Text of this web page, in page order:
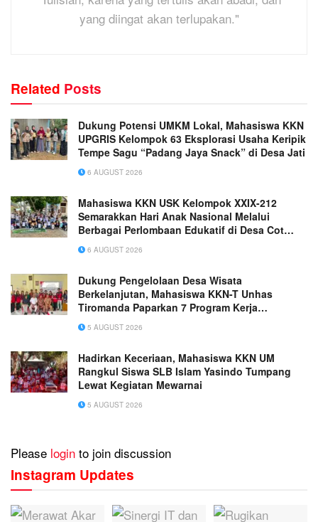
yang diingat akan terlupakan."
Related Posts
Dukung Potensi UMKM Lokal, Mahasiswa KKN
UPGRIS Kelompok 63 Eksplorasi Usaha Keripik
Tempe Sagu “Padang Jaya Snack” di Desa Jati
6 AUGUST 2026
Mahasiswa KKN USK Kelompok XXIX-212
Semarakkan Hari Anak Nasional Melalui
Berbagai Perlombaan Edukatif di Desa Cot
Rabo Tunong
6 AUGUST 2026
Dukung Pengelolaan Desa Wisata
Berkelanjutan, Mahasiswa KKN-T Unhas
Tiromanda Paparkan 7 Program Kerja
Unggulan
5 AUGUST 2026
Hadirkan Keceriaan, Mahasiswa KKN UM
Rangkul Siswa SLB Islam Yasindo Tumpang
Lewat Kegiatan Mewarnai
5 AUGUST 2026
Please login to join discussion
Instagram Updates